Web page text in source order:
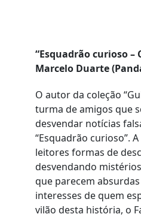
“Esquadrão curioso –
Marcelo Duarte
O autor da coleção
turma de amigos que
desvendar notícias
“Esquadrão curioso”.
leitores formas de
desvendando
que parecem
interesses de quem
vilão desta história, o